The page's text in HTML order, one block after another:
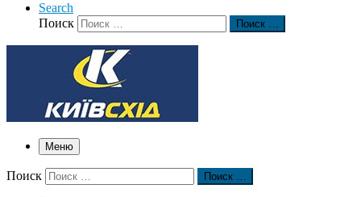
Search
Поиск
Поиск …
Меню
Поиск Поиск …